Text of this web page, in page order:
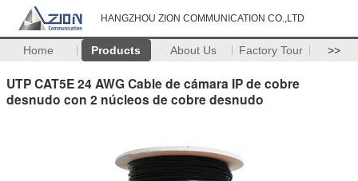
HANGZHOU ZION COMMUNICATION CO.,LTD
Home Products About Us Factory Tour >>
UTP CAT5E 24 AWG Cable de cámara IP de cobre
desnudo con 2 núcleos de cobre desnudo